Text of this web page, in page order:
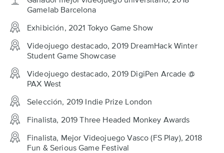
Gamelab Barcelona
Exhibición, 2021 Tokyo Game Show
Videojuego destacado, 2019 DreamHack Winter
Student Game Showcase
Videojuego destacado, 2019 DigiPen Arcade @
PAX West
Selección, 2019 Indie Prize London
Finalista, 2019 Three Headed Monkey Awards
Finalista, Mejor Videojuego Vasco (FS Play), 2018
Fun & Serious Game Festival